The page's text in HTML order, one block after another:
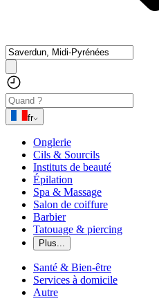
fr
Onglerie
Cils & Sourcils
Instituts de beauté
Épilation
Spa & Massage
Salon de coiffure
Barbier
Tatouage & piercing
Plus...
Santé & Bien-être
Services à domicile
Autre